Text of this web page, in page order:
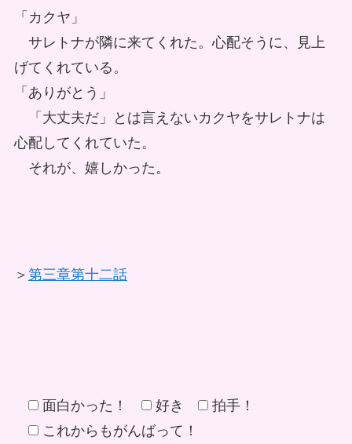
「カクヤ」
サレトナが隣に来てくれた。心配そうに、見上
げてくれている。
「ありがとう」
「大丈夫だ」とは言えないカクヤをサレトナは
心配してくれていた。
それが、嬉しかった。
＞ 第三章第十二話
面白かった！ 好き
拍手！
これからもがんばって！